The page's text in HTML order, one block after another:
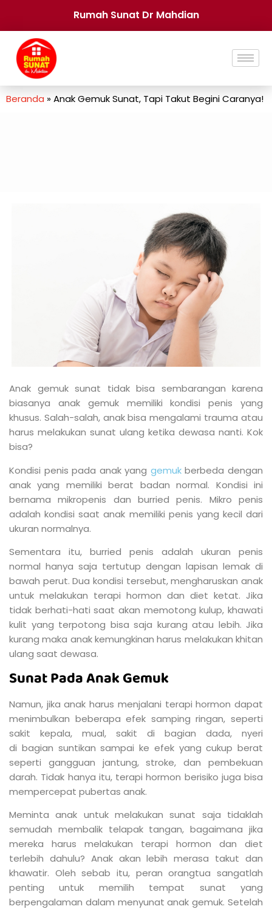
Rumah Sunat Dr Mahdian
Beranda »Anak Gemuk Sunat, Tapi Takut Begini Caranya!
Anak gemuk sunat tidak bisa sembarangan karena
biasanya anak gemuk memiliki kondisi penis yang
khusus. Salah-salah, anak bisa mengalami trauma atau
harus melakukan sunat ulang ketika dewasa nanti. Kok
bisa?
Kondisi penis pada anak yang gemukberbeda dengan
anak yang memiliki berat badan normal. Kondisi ini
bernama mikropenis dan burried penis. Mikro penis
adalah kondisi saat anak memiliki penis yang kecil dari
ukuran normalnya.
Sementara itu, burried penis adalah ukuran penis
normal hanya saja tertutup dengan lapisan lemak di
bawah perut. Dua kondisi tersebut, mengharuskan anak
untuk melakukan terapi hormon dan diet ketat. Jika
tidak berhati-hati saat akan memotong kulup, khawati
kulit yang terpotong bisa saja kurang atau lebih. Jika
kurang maka anak kemungkinan harus melakukan khitan
ulang saat dewasa.
Sunat Pada Anak Gemuk
Namun, jika anak harus menjalani terapi hormon dapat
menimbulkan beberapa efek samping ringan, seperti
sakit kepala, mual, sakit di bagian dada, nyeri
di bagian suntikan sampai ke efek yang cukup berat
seperti gangguan jantung, stroke, dan pembekuan
darah. Tidak hanya itu, terapi hormon berisiko juga bisa
mempercepat pubertas anak.
Meminta anak untuk melakukan sunat saja tidaklah
semudah membalik telapak tangan, bagaimana jika
mereka harus melakukan terapi hormon dan diet
terlebih dahulu? Anak akan lebih merasa takut dan
khawatir. Oleh sebab itu, peran orangtua sangatlah
penting untuk memilih tempat sunat yang
berpengalaman dalam menyunat anak gemuk. Setelah